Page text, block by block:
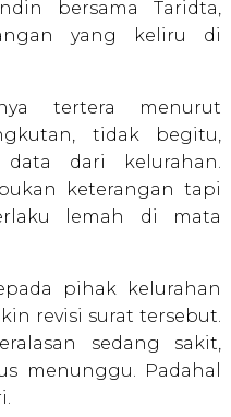
bersama Taridta,
yang keliru di
tertera menurut
tidak begitu,
data dari kelurahan.
keterangan tapi
lemah di mata
pihak kelurahan
revisi surat tersebut.
sedang sakit,
menunggu. Padahal